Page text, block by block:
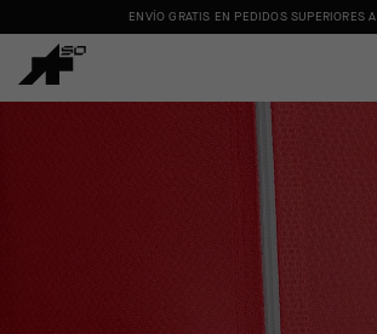
ENVÍO GRATIS EN PEDIDOS SUPERIORES A